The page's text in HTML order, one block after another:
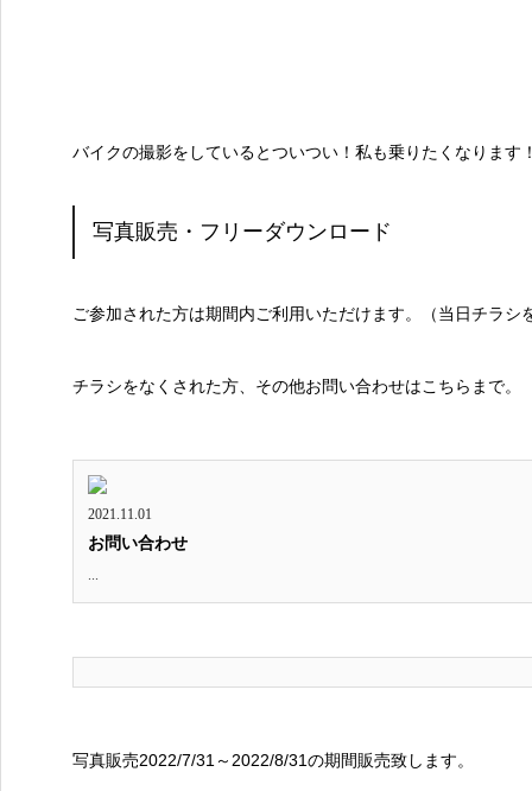
バイクの撮影をしているとついつい！私も乗りたくなります
写真販売・フリーダウンロード
ご参加された方は期間内ご利用いただけます。（当日チラシ
チラシをなくされた方、その他お問い合わせはこちらまで。
2021.11.01
お問い合わせ
写真販売2022/7/31～2022/8/31の期間販売致します。